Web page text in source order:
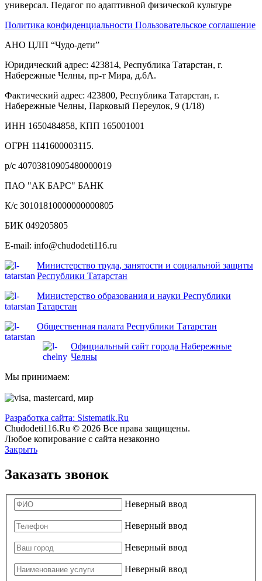
универсал. Педагог по адаптивной физической культуре
Политика конфиденциальности Пользовательское соглашение
АНО ЦЛП “Чудо-дети”
Юридический адрес: 423814, Республика Татарстан, г.
Набережные Челны, пр-т Мира, д.6А.
Фактический адрес: 423800, Республика Татарстан, г.
Набережные Челны, Парковый Переулок, 9 (1/18)
ИНН 1650484858, КПП 165001001
ОГРН 1141600003115.
р/с 40703810905480000019
ПАО "АК БАРС" БАНК
К/с 30101810000000000805
БИК 049205805
E-mail: info@chudodeti116.ru
Министерство труда, занятости и социальной защиты
Республики Татарстан
Министерство образования и науки Республики
Татарстан
Общественная палата Республики Татарстан
Официальный сайт города Набережные
Челны
Мы принимаем:
Разработка сайта: Sistematik.Ru
Chudodeti116.Ru © 2026 Все права защищены.
Любое копирование с сайта незаконно
Закрыть
Заказать звонок
Неверный ввод
Неверный ввод
Неверный ввод
Неверный ввод